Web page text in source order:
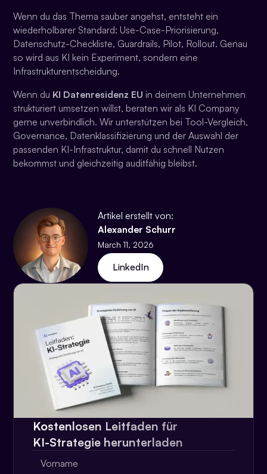
Wenn du das Thema sauber angehst, entsteht ein
wiederholbarer Standard: Use-Case-Priorisierung,
Datenschutz-Checkliste, Guardrails, Pilot, Rollout. Genau
so wird aus KI kein Experiment, sondern eine
Infrastrukturentscheidung.
Wenn du KI Datenresidenz EU in deinem Unternehmen
strukturiert umsetzen willst, beraten wir als KI Company
gerne unverbindlich. Wir unterstützen bei Tool-Vergleich,
Governance, Datenklassifizierung und der Auswahl der
passenden KI-Infrastruktur, damit du schnell Nutzen
bekommst und gleichzeitig auditfähig bleibst.
Artikel erstellt von:
Alexander Schurr
March 11, 2026
LinkedIn
Kostenlosen Leitfaden für
KI-Strategie herunterladen